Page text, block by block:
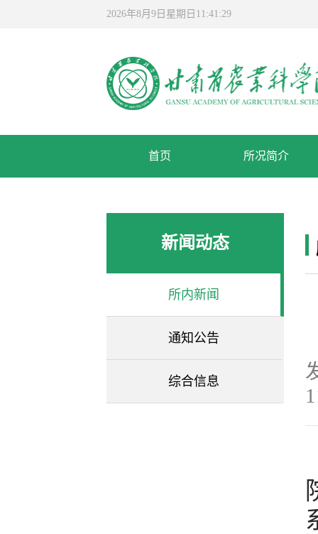
2026年8月9日星期日11:41:29
首页 所况简介
新闻动态
所内新闻
通知公告
综合信息